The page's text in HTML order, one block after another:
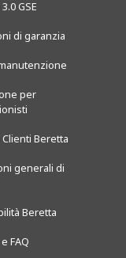
GSE
di garanzia
per
Beretta
generali di
Beretta
FAQ